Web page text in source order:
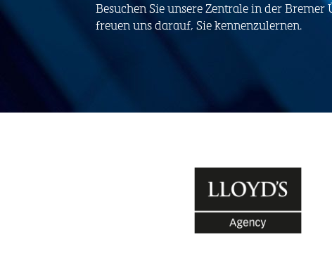
Besuchen Sie unsere Zentrale in der Bremer
freuen uns darauf, Sie kennenzulernen.